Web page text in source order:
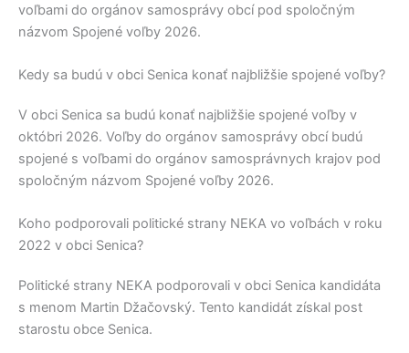
voľbami do orgánov samosprávy obcí pod spoločným
názvom Spojené voľby 2026.
Kedy sa budú v obci Senica konať najbližšie spojené voľby?
V obci Senica sa budú konať najbližšie spojené voľby v
októbri 2026. Voľby do orgánov samosprávy obcí budú
spojené s voľbami do orgánov samosprávnych krajov pod
spoločným názvom Spojené voľby 2026.
Koho podporovali politické strany NEKA vo voľbách v roku
2022 v obci Senica?
Politické strany NEKA podporovali v obci Senica kandidáta
s menom Martin Džačovský. Tento kandidát získal post
starostu obce Senica.